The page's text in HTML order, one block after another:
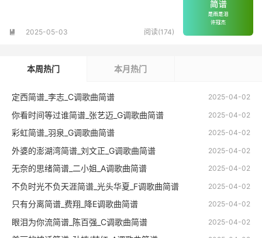
 2025-05-03 阅读(174)
本周热门 本月热门
2025-04-02
定西简谱_李志_C调歌曲简谱
2025-04-02
你看时间等过谁简谱_张艺迈_G调歌曲简谱
2025-04-02
彩虹简谱_羽泉_G调歌曲简谱
2025-04-02
外婆的澎湖湾简谱_刘文正_G调歌曲简谱
2025-04-02
无奈的思绪简谱_二小姐_A调歌曲简谱
2025-04-02
不负时光不负天涯简谱_光头华夏_F调歌曲简谱
2025-04-02
只有分离简谱_费翔_降E调歌曲简谱
2025-04-02
眼泪为你流简谱_陈百强_C调歌曲简谱